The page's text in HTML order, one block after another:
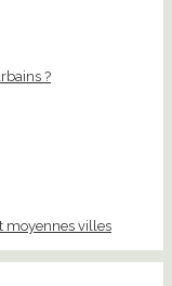
?
moyennes villes